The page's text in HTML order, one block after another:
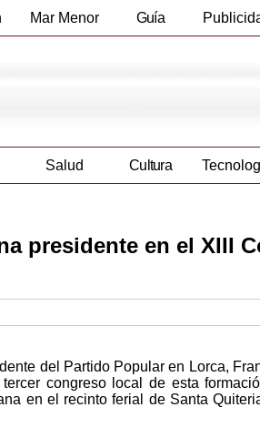
Mar Menor Guía
Salud Cultura
presidente en el XIII
del Partido Popular en Lorca,
congreso local de esta
en el recinto ferial de Santa